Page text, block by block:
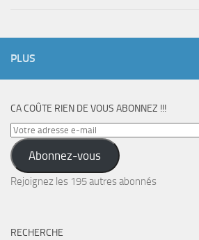
PLUS
CA COÛTE RIEN DE VOUS ABONNEZ !!!
Votre
adresse
e-
mail
Abonnez-vous
Rejoignez les 195 autres abonnés
RECHERCHE